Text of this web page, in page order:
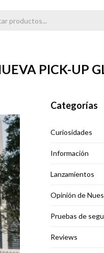
PICK-UP
Categorías
Curiosidades
Información
Lanzamientos
Opinión de
Pruebas de
Reviews